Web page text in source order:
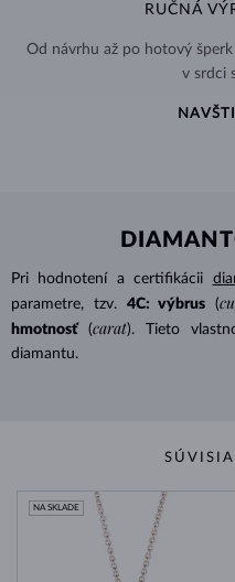
RUČNÁ
Od návrhu až po hotový
v srdci
Pri hodnotení a certifikácii
parametre, tzv.
4C: výbrus (
hmotnosť
(carat). Tieto
diamantu.
NA SKLADE